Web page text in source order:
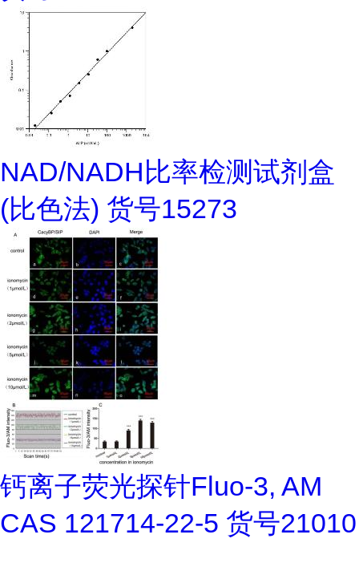
NAD/NADH比率检测试剂盒
(比色法) 货号15273
钙离子荧光探针Fluo-3, AM
CAS 121714-22-5 货号21010